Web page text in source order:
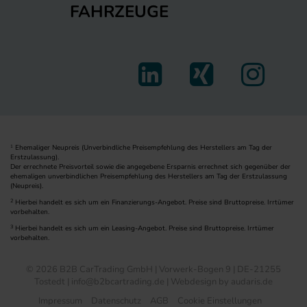
FAHRZEUGE
1
Ehemaliger Neupreis (Unverbindliche Preisempfehlung des Herstellers am Tag der
Erstzulassung).
Der errechnete Preisvorteil sowie die angegebene Ersparnis errechnet sich gegenüber der
ehemaligen unverbindlichen Preisempfehlung des Herstellers am Tag der Erstzulassung
(Neupreis).
2 Hierbei handelt es sich um ein Finanzierungs-Angebot. Preise sind Bruttopreise. Irrtümer
vorbehalten.
3 Hierbei handelt es sich um ein Leasing-Angebot. Preise sind Bruttopreise. Irrtümer
vorbehalten.
© 2026 B2B CarTrading GmbH | Vorwerk-Bogen 9 | DE-21255
Tostedt | info@b2bcartrading.de | Webdesign by audaris.de
Impressum
Datenschutz AGB Cookie Einstellungen